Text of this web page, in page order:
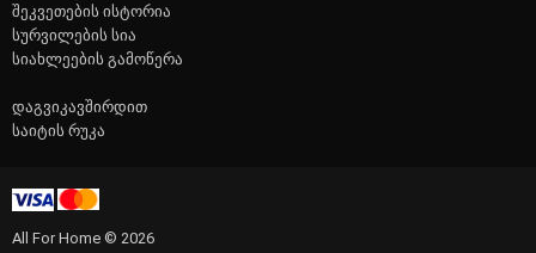
შეკვეთების ისტორია
სურვილების სია
სიახლეების გამოწერა
დაგვიკავშირდით
საიტის რუკა
All For Home © 2026